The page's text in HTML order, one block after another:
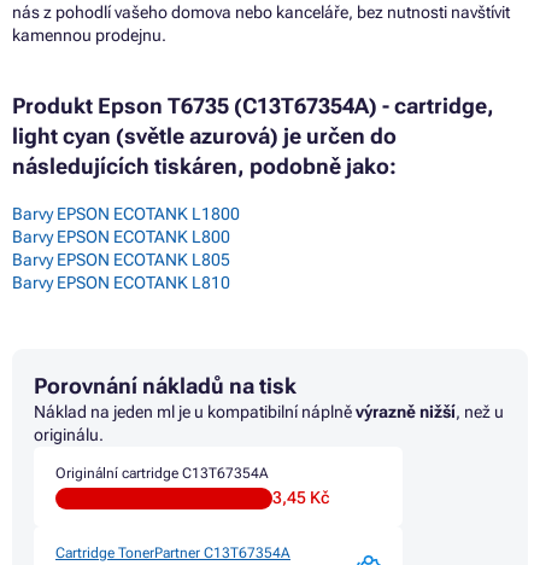
nás z pohodlí vašeho domova nebo kanceláře, bez nutnosti navštívit
kamennou prodejnu.
Produkt Epson T6735 (C13T67354A) - cartridge,
light cyan (světle azurová) je určen do
následujících tiskáren, podobně jako:
Barvy EPSON ECOTANK L1800
Barvy EPSON ECOTANK L800
Barvy EPSON ECOTANK L805
Barvy EPSON ECOTANK L810
Porovnání nákladů na tisk
Náklad na jeden ml je u kompatibilní náplněvýrazně nižší, než u
originálu.
Originální cartridge C13T67354A
3,45 Kč
Cartridge TonerPartner C13T67354A